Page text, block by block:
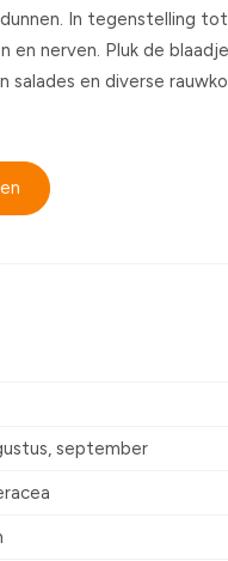
In tegenstelling
nerven. Pluk de
en diverse
september